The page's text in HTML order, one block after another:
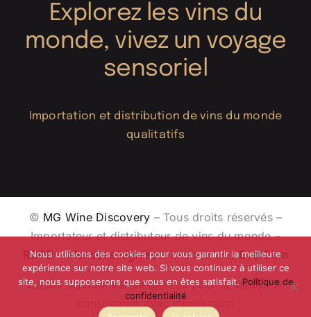
Explorez les vins du
monde, vivez un voyage
sensoriel
Importation et distribution de vins du monde
qualitatifs
© MG Wine Discovery – Tous droits réservés –
Importateur et distributeur de vins du monde –
RGPD –Mentions légales– Réalisation : EvolCom
L’abus d’alcool est dangereux pour la santé – A
consommer avec modération
Nous utilisons des cookies pour vous garantir la meilleure
expérience sur notre site web. Si vous continuez à utiliser ce
site, nous supposerons que vous en êtes satisfait. Politique de
confidentialité